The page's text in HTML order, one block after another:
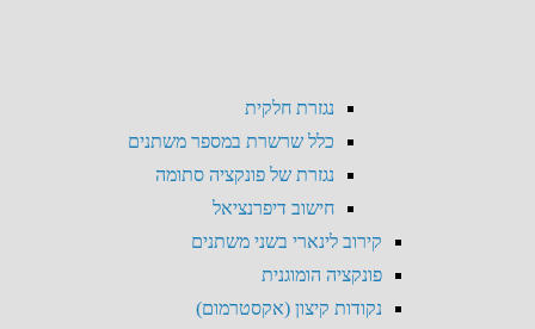
נגזרת חלקית
כלל שרשרת במספר משתנים
נגזרת של פונקציה סתומה
חישוב דיפרנציאל
קירוב לינארי בשני משתנים
פונקציה הומוגנית
נקודות קיצון (אקסטרמום)